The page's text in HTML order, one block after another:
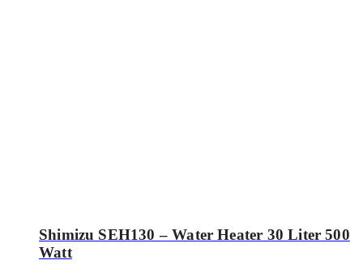
Shimizu SEH130 – Water Heater 30 Liter 500
Watt